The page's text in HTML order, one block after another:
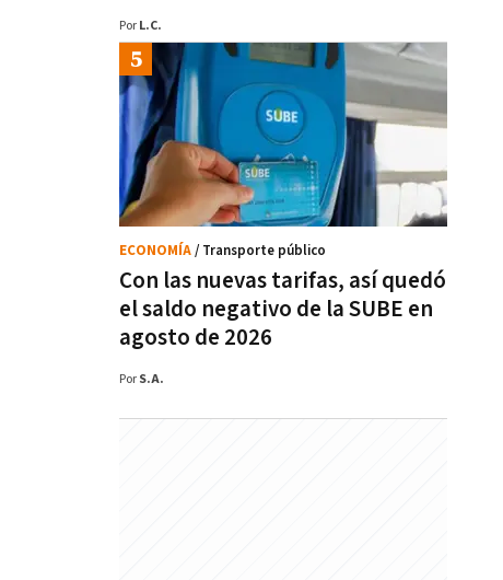
Por L.C.
Con las nuevas tarifas, así quedó
el saldo negativo de la SUBE en
agosto de 2026
ECONOMÍA/ Transporte público
Por S.A.